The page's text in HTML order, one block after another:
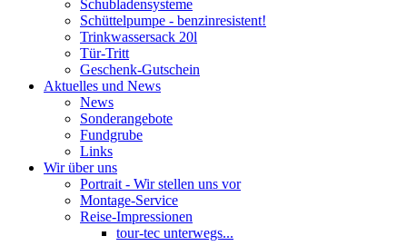
Schubladensysteme
Schüttelpumpe - benzinresistent!
Trinkwassersack 20l
Tür-Tritt
Geschenk-Gutschein
Aktuelles und News
News
Sonderangebote
Fundgrube
Links
Wir über uns
Portrait - Wir stellen uns vor
Montage-Service
Reise-Impressionen
tour-tec unterwegs...